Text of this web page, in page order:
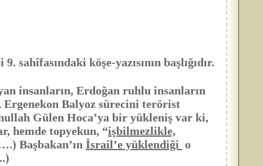
9. sahîfasındaki köşe-yazısının başlığıdır.
insanların, Erdoğan ruhlu insanların
Ergenekon Balyoz sürecini terörist
Gülen Hoca’ya bir yükleniş var ki,
hemde topyekun, “işbilmezlikle,
Başbakan’ınİsrail’e yüklendiği o